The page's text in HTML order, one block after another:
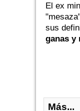
El ex
sus
ganas y
Más...